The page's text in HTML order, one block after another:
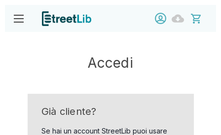
Accedi
Già cliente?
Se hai un account StreetLib puoi usare